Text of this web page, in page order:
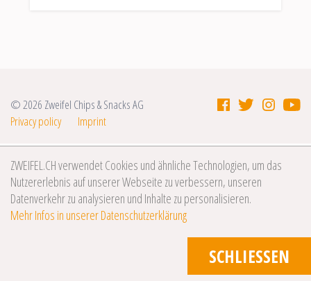
© 2026 Zweifel Chips & Snacks AG
Privacy policy
Imprint
ZWEIFEL.CH verwendet Cookies und ähnliche Technologien, um das
Nutzererlebnis auf unserer Webseite zu verbessern, unseren
Datenverkehr zu analysieren und Inhalte zu personalisieren.
Mehr Infos in unserer Datenschutzerklärung
SCHLIESSEN